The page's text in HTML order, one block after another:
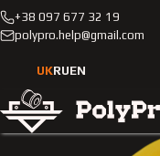
+38 097 677 32 19
polypro.help@gmail.com
UKRUEN
Каталог
Поліуретанова
Benz 201 1988-